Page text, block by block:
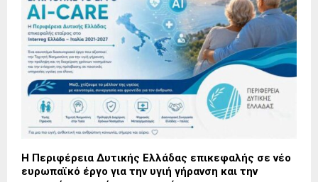
Η Περιφέρεια Δυτικής Ελλάδας επικεφαλής σε νέο
ευρωπαϊκό έργο για την υγιή γήρανση και την